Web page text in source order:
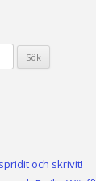
och skrivit!